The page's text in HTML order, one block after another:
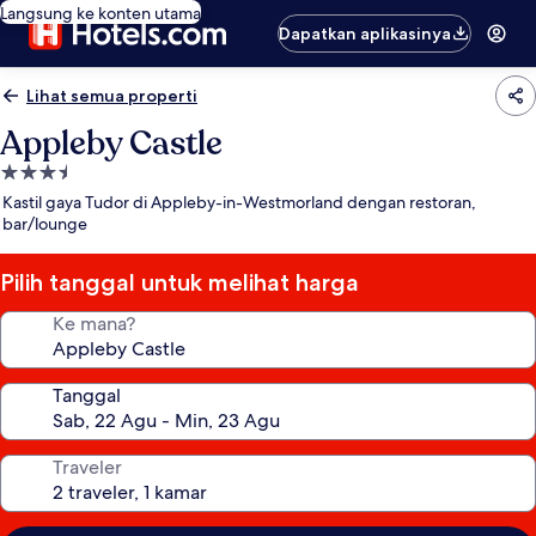
Langsung ke konten utama
Dapatkan aplikasinya
Lihat semua properti
Appleby Castle
Properti
bintang
3.5
Kastil gaya Tudor di Appleby-in-Westmorland dengan restoran,
bar/lounge
Pilih tanggal untuk melihat harga
Ke mana?
Tanggal
Traveler